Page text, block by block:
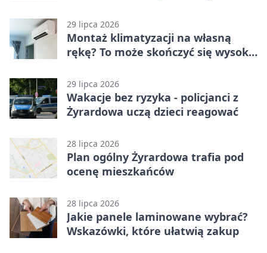
29 lipca 2026
Montaż klimatyzacji na własną
rękę? To może skończyć się wysoką
29 lipca 2026
Wakacje bez ryzyka - policjanci z
Żyrardowa uczą dzieci reagować
28 lipca 2026
Plan ogólny Żyrardowa trafia pod
ocenę mieszkańców
28 lipca 2026
Jakie panele laminowane wybrać?
Wskazówki, które ułatwią zakup